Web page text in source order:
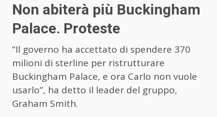
Non abiterà più Buckingham
Palace. Proteste
“Il governo ha accettato di spendere 370
milioni di sterline per ristrutturare
Buckingham Palace, e ora Carlo non vuole
usarlo”, ha detto il leader del gruppo,
Graham Smith.